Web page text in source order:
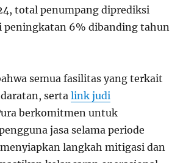
total penumpang diprediksi
peningkatan 6% dibanding tahun
semua fasilitas yang terkait
serta link judi
berkomitmen untuk
jasa selama periode
langkah mitigasi dan